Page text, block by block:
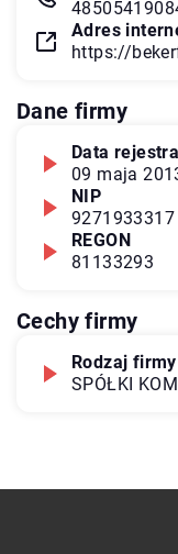
Adres
https://
Dane firmy
Data
09 maja
NIP
9271933317
REGON
81133293
Cechy firmy
Rodzaj firmy
SPÓŁKI